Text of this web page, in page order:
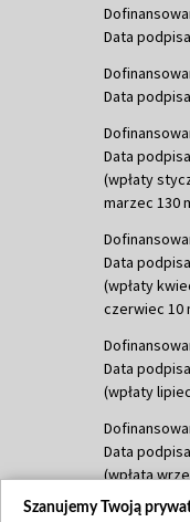
Data
Data
Data
(wpłaty
marzec 130
Data
(wpłaty
czerwiec 10
Data
(wpłaty
Data
(wpłata
Szanujemy Twoją